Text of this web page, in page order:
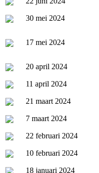
30 mei 2024
17 mei 2024
20 april 2024
11 april 2024
21 maart 2024
7 maart 2024
22 februari 2024
10 februari 2024
18 januari 2024